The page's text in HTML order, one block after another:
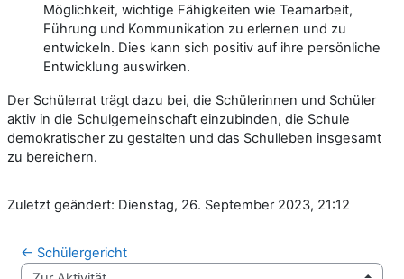
Möglichkeit, wichtige Fähigkeiten wie Teamarbeit,
Führung und Kommunikation zu erlernen und zu
entwickeln. Dies kann sich positiv auf ihre persönliche
Entwicklung auswirken.
Der Schülerrat trägt dazu bei, die Schülerinnen und Schüler
aktiv in die Schulgemeinschaft einzubinden, die Schule
demokratischer zu gestalten und das Schulleben insgesamt
zu bereichern.
Zuletzt geändert: Dienstag, 26. September 2023, 21:12
← Schülergericht